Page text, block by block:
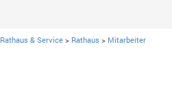
Rathaus & Service > Rathaus > Mitarbeiter